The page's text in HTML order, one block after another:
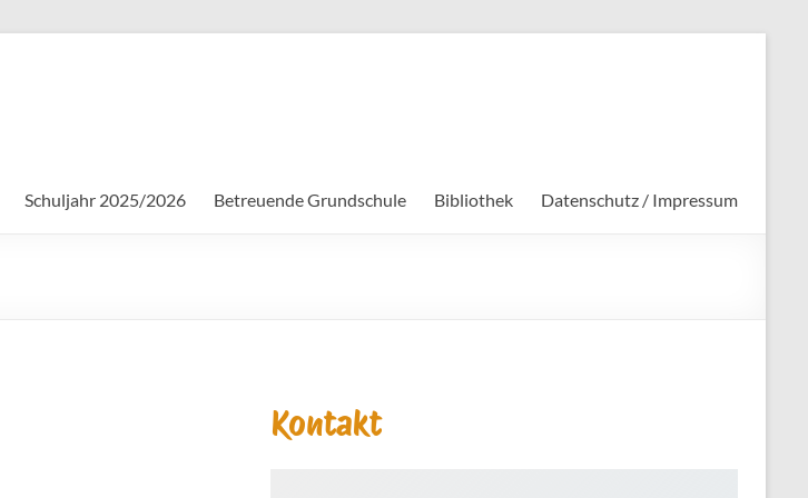
Schuljahr 2025/2026 Betreuende Grundschule Bibliothek Datenschutz / Impressum
Kontakt